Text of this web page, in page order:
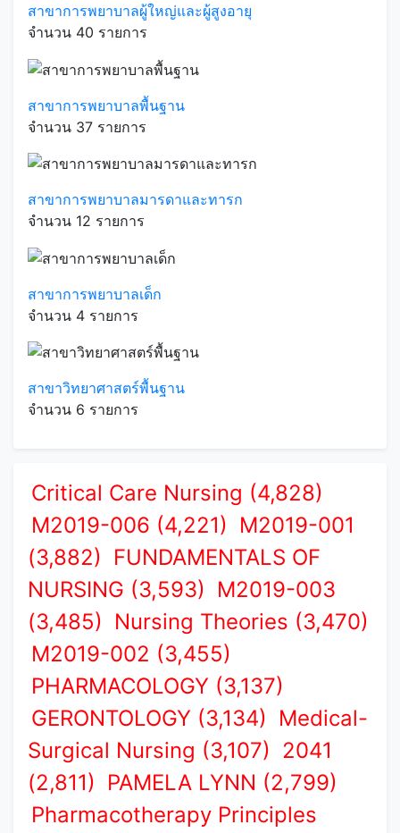
สาขาการพยาบาลผู้ใหญ่และผู้สูงอายุ
จำนวน 40 รายการ
สาขาการพยาบาลพื้นฐาน
จำนวน 37 รายการ
สาขาการพยาบาลมารดาและทารก
จำนวน 12 รายการ
สาขาการพยาบาลเด็ก
จำนวน 4 รายการ
สาขาวิทยาศาสตร์พื้นฐาน
จำนวน 6 รายการ
Critical Care Nursing (4,828)
M2019-006 (4,221) M2019-001
(3,882) FUNDAMENTALS OF
NURSING (3,593) M2019-003
(3,485) Nursing Theories (3,470)
M2019-002 (3,455)
PHARMACOLOGY (3,137)
GERONTOLOGY (3,134) Medical-
Surgical Nursing (3,107) 2041
(2,811) PAMELA LYNN (2,799)
Pharmacotherapy Principles